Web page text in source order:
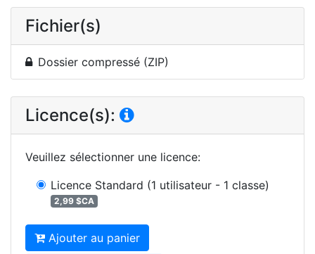
Fichier(s)
Dossier compressé (ZIP)
Licence(s):
Veuillez sélectionner une licence:
Licence Standard (1 utilisateur - 1 classe)
2,99 $CA
Ajouter au panier